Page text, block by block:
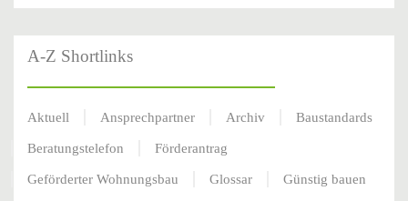
A-Z Shortlinks
Aktuell Ansprechpartner Archiv Baustandards
Beratungstelefon Förderantrag
Geförderter Wohnungsbau Glossar Günstig bauen